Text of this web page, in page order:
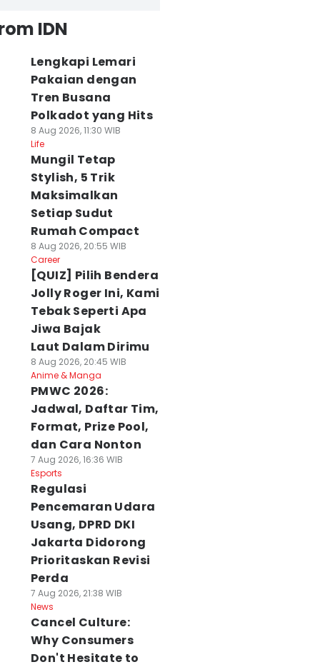
IDN
Lengkapi Lemari
Pakaian dengan
Tren Busana
Polkadot yang Hits
8 Aug 2026, 11:30 WIB
Life
Mungil Tetap
Stylish, 5 Trik
Maksimalkan
Setiap Sudut
Rumah Compact
8 Aug 2026, 20:55 WIB
Career
[QUIZ] Pilih Bendera
Jolly Roger Ini, Kami
Tebak Seperti Apa
Jiwa Bajak
Laut Dalam Dirimu
8 Aug 2026, 20:45 WIB
Anime & Manga
PMWC 2026:
Jadwal, Daftar Tim,
Format, Prize Pool,
dan Cara Nonton
7 Aug 2026, 16:36 WIB
Esports
Regulasi
Pencemaran Udara
Usang, DPRD DKI
Jakarta Didorong
Prioritaskan Revisi
Perda
7 Aug 2026, 21:38 WIB
News
Cancel Culture:
Why Consumers
Don't Hesitate to